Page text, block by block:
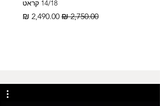
14/18 קראט
מחיר רגיל מחיר מבצע